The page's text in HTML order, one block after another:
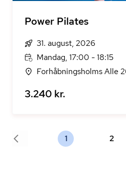
Power Pilates
31. august, 2026
Mandag, 17:00 - 18:15
Forhåbningsholms Alle
3.240 kr.
1 2